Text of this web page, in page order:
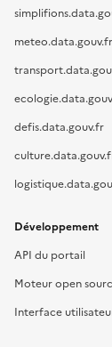
meteo.data.gouv.fr
defis.data.gouv.fr
Développement
API du portail
Moteur open
Interface